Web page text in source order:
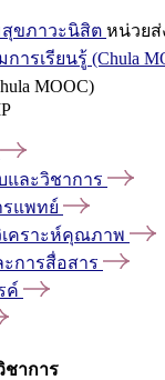
สุขภาวะนิสิต หน่วยส่
ารเรียนรู้ (Chula
MOOC)
และวิชาการ
รแพทย์
เคราะห์คุณภาพ
การสื่อสาร
ค์
ชาการ